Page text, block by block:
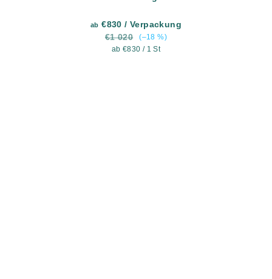
ab €830/ Verpackung
€1 020
(–18 %)
Verkaufspreis:
ab €830 / 1 St